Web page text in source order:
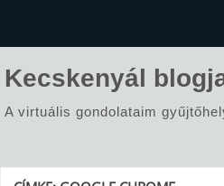
Kecskenyál
A virtuális gondolataim